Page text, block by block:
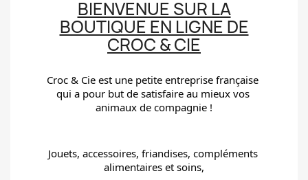
BIENVENUE SUR LA
BOUTIQUE EN LIGNE DE
CROC & CIE
Croc & Cie est une petite entreprise française
qui a pour but de satisfaire au mieux vos
animaux de compagnie !
Jouets, accessoires, friandises, compléments
alimentaires et soins,